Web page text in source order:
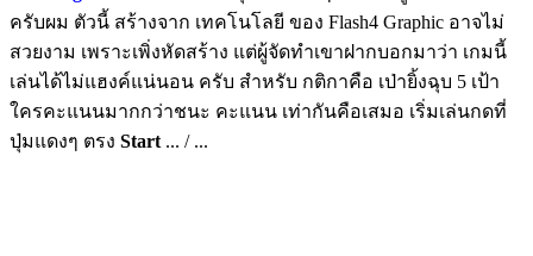
ครับผม ตัวนี้ สร้างจาก เทคโนโลยี ของ Flash4 Graphic อาจไม่
สวยงาม เพราะเพิ่งหัดสร้าง แต่ผู้จัดทำเขาฝากบอกมาว่า เกมนี้
เล่นได้ไม่แฮงค์แน่นอน ครับ สำหรับ กติกาคือ เป่ายิ้งฉุบ 5 เป้า
ใครคะแนนมากกว่าชนะ คะแนน เท่ากันคือเสมอ เริ่มเล่นกดที่
ปุ่มแดงๆ ตรง Start... / ...